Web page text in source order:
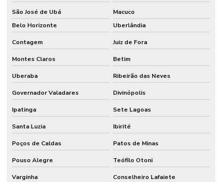
São José de Ubá
Macuco
Belo Horizonte
Uberlândia
Contagem Juiz de Fora
Montes Claros Betim
Uberaba Ribeirão das Neves
Governador Valadares Divinópolis
Ipatinga Sete Lagoas
Santa Luzia Ibirité
Poços de Caldas Patos de Minas
Pouso Alegre Teófilo Otoni
Varginha Conselheiro Lafaiete